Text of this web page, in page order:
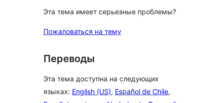
Эта тема имеет серьезные проблемы?
Пожаловаться на тему
Переводы
Эта тема доступна на следующих
языках: English (US), Español de Chile,